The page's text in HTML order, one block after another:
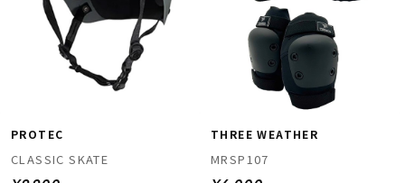
PROTEC
CLASSIC SKATE
THREE WEATHER
MRSP107